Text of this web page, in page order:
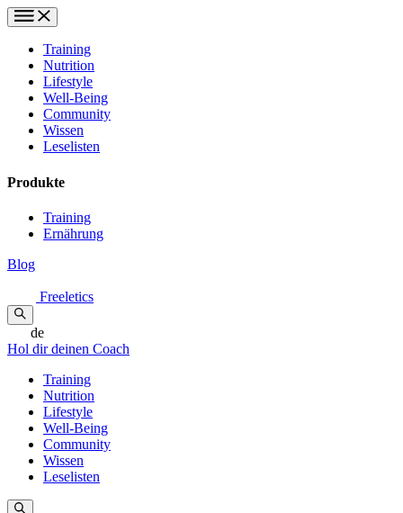
Training
Nutrition
Lifestyle
Well-Being
Community
Wissen
Leselisten
Produkte
Training
Ernährung
Blog
Freeletics
de
Hol dir deinen Coach
Training
Nutrition
Lifestyle
Well-Being
Community
Wissen
Leselisten